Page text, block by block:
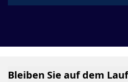
Bleiben Sie auf dem